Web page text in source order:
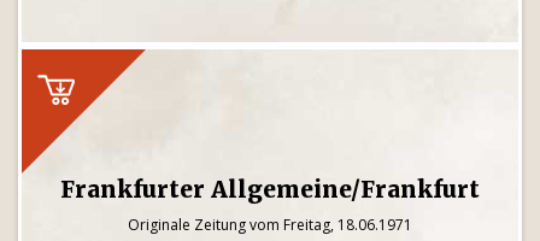
Frankfurter Allgemeine/Frankfurt
Originale Zeitung vom Freitag, 18.06.1971